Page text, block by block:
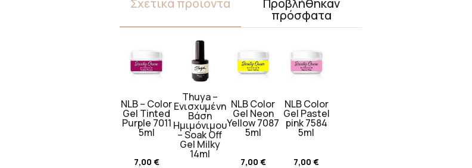
πρόσφατα
NLB – Color
Gel Tinted
Purple 7011
5ml
7,00 €
Thuya –
Ενισχυμένη
Βάση
Ημιμόνιμου
– Soak Off
Gel Milky
14ml
NLB Color
Gel Neon
Yellow 7087
5ml
7,00 €
NLB Color
Gel Pastel
pink 7584
5ml
7,00€